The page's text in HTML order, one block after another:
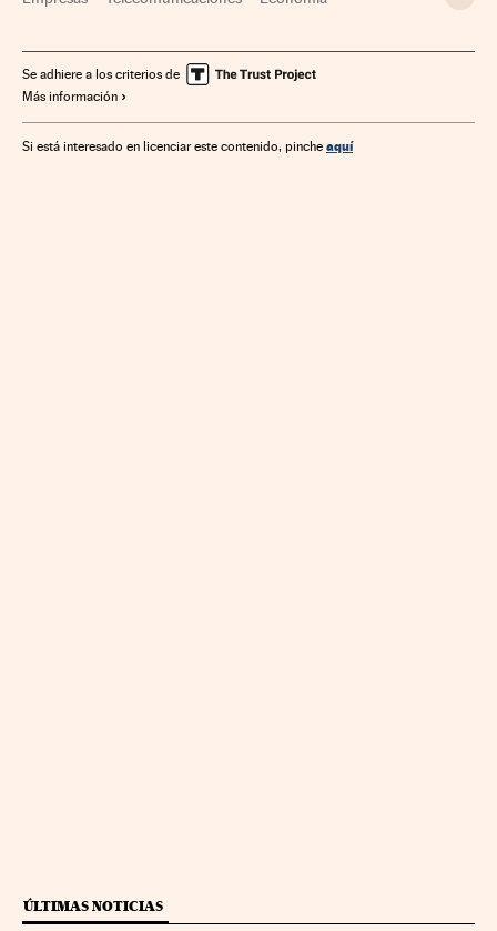
Se adhiere a los criterios de
Más información
Si está interesado en licenciar este contenido, pinche aquí
ÚLTIMAS NOTICIAS